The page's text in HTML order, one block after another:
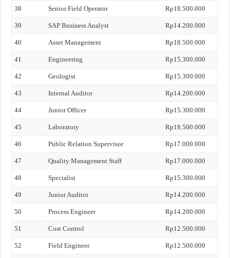
38 Senior Field Operator Rp18.500.000
39 SAP Business Analyst Rp14.200.000
40 Asset Management Rp18.500.000
41 Engineering Rp15.300.000
42 Geologist Rp15.300.000
43 Internal Auditor Rp14.200.000
44 Junior Officer Rp15.300.000
45 Laboratory Rp18.500.000
46 Public Relation Supervisor Rp17.000.000
47 Quality Management Staff Rp17.000.000
48 Specialist Rp15.300.000
49 Junior Auditor Rp14.200.000
50 Process Engineer Rp14.200.000
51 Cost Control Rp12.500.000
52 Field Engineer Rp12.500.000